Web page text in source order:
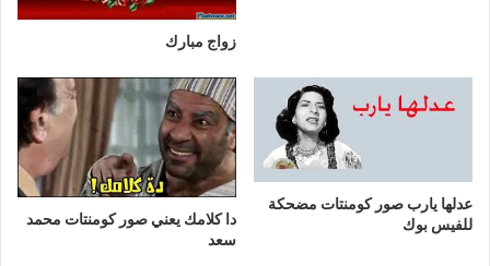
زواج مبارك
عدلها يارب صور كومنتات مضحكة
للفيس بوك
دا كلامك يعني صور كومنتات محمد
سعد